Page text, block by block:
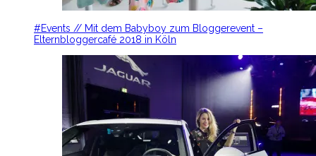
#Events // Mit dem Babyboy zum Bloggerevent –
Elternbloggercafé 2018 in Köln